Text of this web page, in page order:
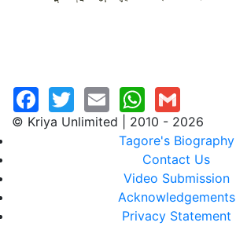
© Kriya Unlimited | 2010 - 2026
Tagore's Biography
Contact Us
Video Submission
Acknowledgements
Privacy Statement